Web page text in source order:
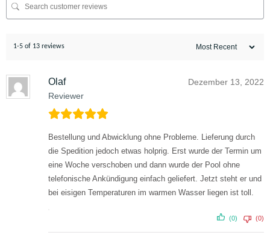
1-5 of 13 reviews
Olaf
Reviewer
Dezember 13, 2022
Bestellung und Abwicklung ohne Probleme. Lieferung durch
die Spedition jedoch etwas holprig. Erst wurde der Termin um
eine Woche verschoben und dann wurde der Pool ohne
telefonische Ankündigung einfach geliefert. Jetzt steht er und
bei eisigen Temperaturen im warmen Wasser liegen ist toll.
(0) (0)